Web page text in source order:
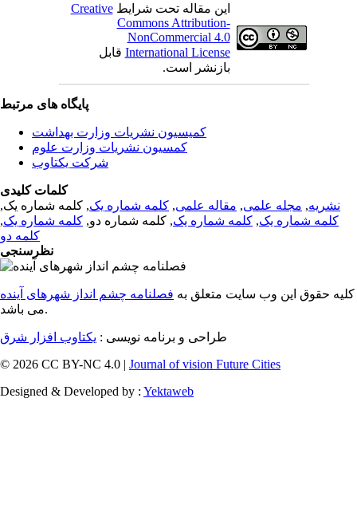
این مقاله تحت شرایطCreative
Commons Attribution-
NonCommercial 4.0
International License قابل
بازنشر است.
پایگاه های مرتبط
کمیسیون نشریات وزارت بهداشت
کمسیون نشریات وزارت علوم
شرکت یکتاوب
کلمات کلیدی
نشریه, مجله علمی, مقاله علمی, کلمه شماره یک, کلمه شماره یک,
کلمه شماره یک, کلمه شماره یک, کلمه شماره دو, کلمه شماره یک,
کلمه دو
نظرسنجی
کلیه حقوق این وب سایت متعلق به فصلنامه چشم انداز شهرهای آینده
می باشد.
طراحی و برنامه نویسی : یکتاوب افزار شرق
© 2026 CC BY-NC 4.0 | Journal of vision Future Cities
Designed & Developed by : Yektaweb